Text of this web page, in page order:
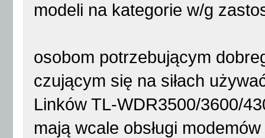
modeli na kategorie w/g
osobom potrzebującym
czującym się na siłach
Linków TL-WDR3500/3600/
mają wcale obsługi modemów